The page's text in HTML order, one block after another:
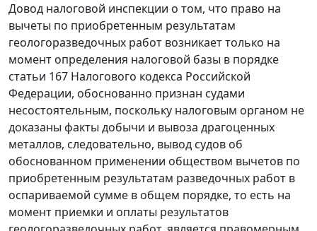
Довод налоговой инспекции о том, что право на
вычеты по приобретенным результатам
геологоразведочных работ возникает только на
момент определения налоговой базы в порядке
статьи 167 Налогового кодекса Российской
Федерации, обоснованно признан судами
несостоятельным, поскольку налоговым органом не
доказаны факты добычи и вывоза драгоценных
металлов, следовательно, вывод судов об
обоснованном применении обществом вычетов по
приобретенным результатам разведочных работ в
оспариваемой сумме в общем порядке, то есть на
момент приемки и оплаты результатов